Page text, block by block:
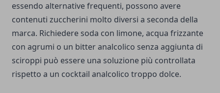
essendo alternative frequenti, possono avere
contenuti zuccherini molto diversi a seconda della
marca. Richiedere soda con limone, acqua frizzante
con agrumi o un bitter analcolico senza aggiunta di
sciroppi può essere una soluzione più controllata
rispetto a un cocktail analcolico troppo dolce.